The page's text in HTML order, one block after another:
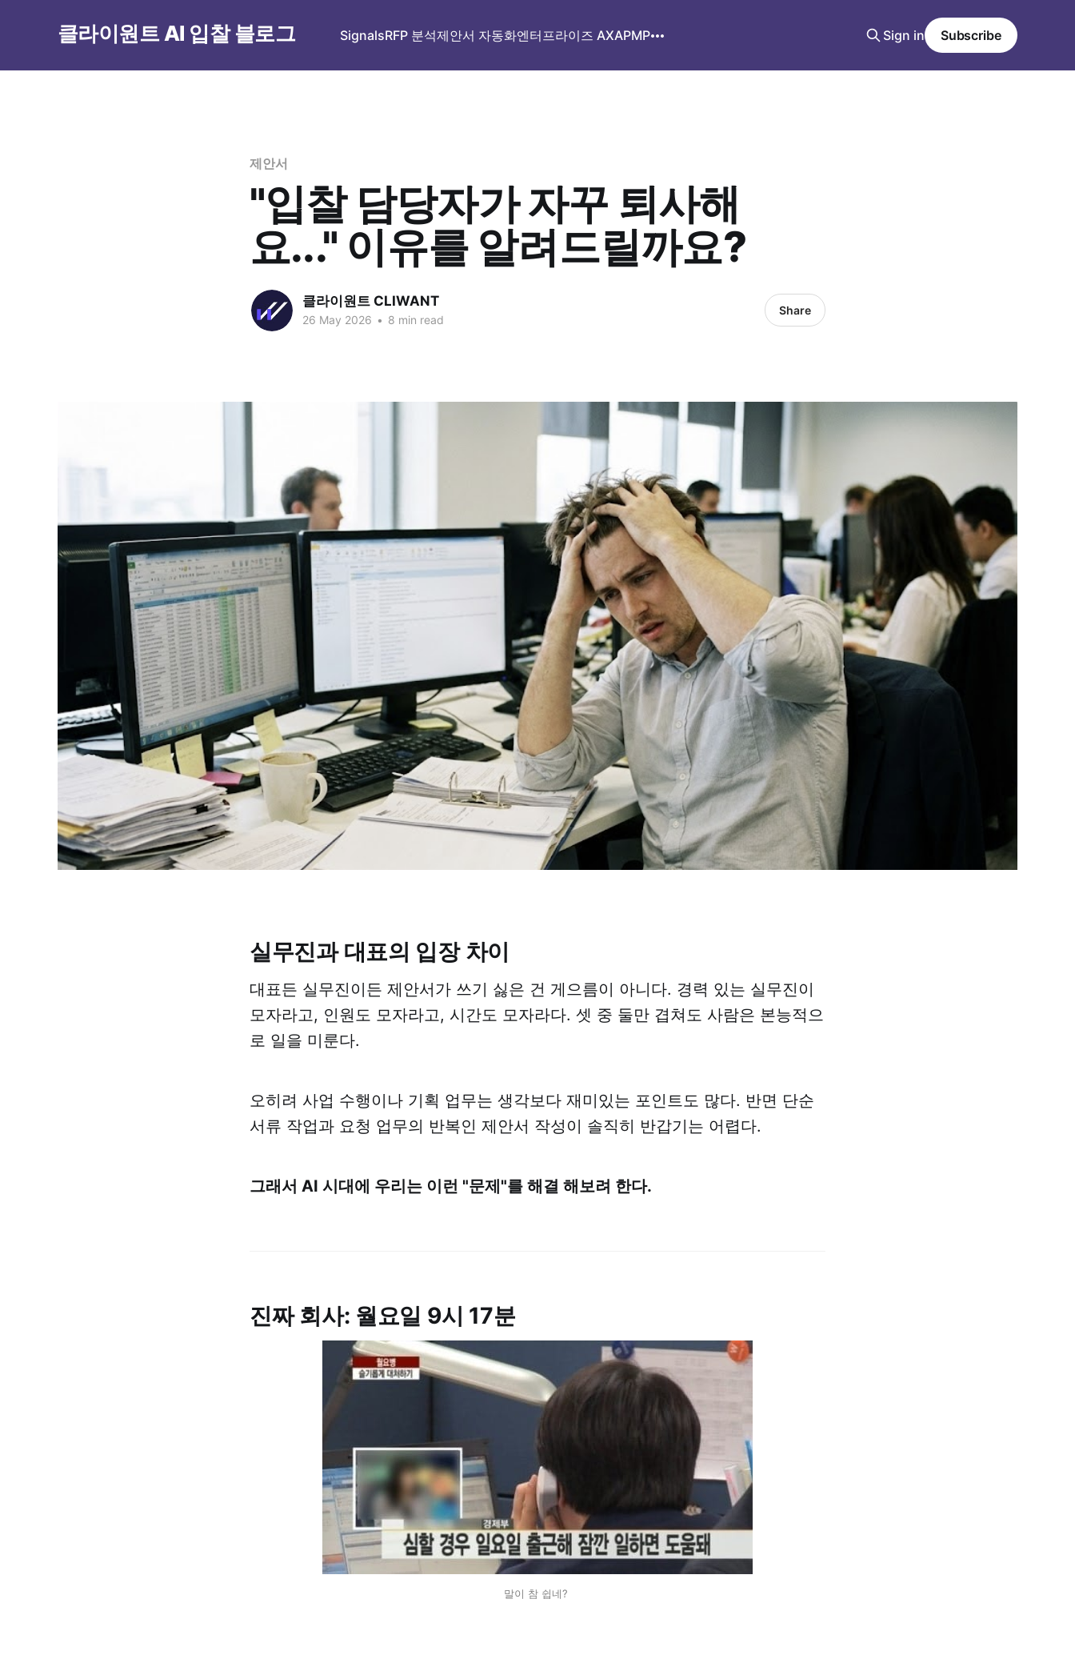
클라이원트 AI 입찰 블로그 SignalsRFP 분석제안서 자동화엔터프라이즈 AXAPMP Sign in Subscribe
제안서
"입찰 담당자가 자꾸 퇴사해
요..." 이유를 알려드릴까요?
클라이원트 CLIWANT
26 May 2026 • 8 min read
Share
실무진과 대표의 입장 차이
대표든 실무진이든 제안서가 쓰기 싫은 건 게으름이 아니다. 경력 있는 실무진이
모자라고, 인원도 모자라고, 시간도 모자라다. 셋 중 둘만 겹쳐도 사람은 본능적으
로 일을 미룬다.
오히려 사업 수행이나 기획 업무는 생각보다 재미있는 포인트도 많다. 반면 단순
서류 작업과 요청 업무의 반복인 제안서 작성이 솔직히 반갑기는 어렵다.
그래서 AI 시대에 우리는 이런 "문제"를 해결 해보려 한다.
진짜 회사: 월요일 9시 17분
말이 참 쉽네?